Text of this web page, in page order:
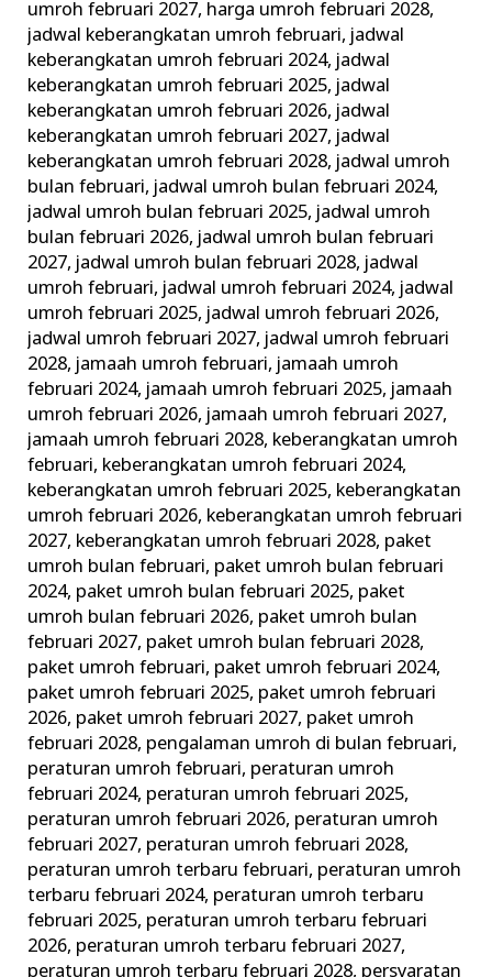
umroh februari 2027, harga umroh februari 2028,
jadwal keberangkatan umroh februari, jadwal
keberangkatan umroh februari 2024, jadwal
keberangkatan umroh februari 2025, jadwal
keberangkatan umroh februari 2026, jadwal
keberangkatan umroh februari 2027, jadwal
keberangkatan umroh februari 2028, jadwal umroh
bulan februari, jadwal umroh bulan februari 2024,
jadwal umroh bulan februari 2025, jadwal umroh
bulan februari 2026, jadwal umroh bulan februari
2027, jadwal umroh bulan februari 2028, jadwal
umroh februari, jadwal umroh februari 2024, jadwal
umroh februari 2025, jadwal umroh februari 2026,
jadwal umroh februari 2027, jadwal umroh februari
2028, jamaah umroh februari, jamaah umroh
februari 2024, jamaah umroh februari 2025, jamaah
umroh februari 2026, jamaah umroh februari 2027,
jamaah umroh februari 2028, keberangkatan umroh
februari, keberangkatan umroh februari 2024,
keberangkatan umroh februari 2025, keberangkatan
umroh februari 2026, keberangkatan umroh februari
2027, keberangkatan umroh februari 2028, paket
umroh bulan februari, paket umroh bulan februari
2024, paket umroh bulan februari 2025, paket
umroh bulan februari 2026, paket umroh bulan
februari 2027, paket umroh bulan februari 2028,
paket umroh februari, paket umroh februari 2024,
paket umroh februari 2025, paket umroh februari
2026, paket umroh februari 2027, paket umroh
februari 2028, pengalaman umroh di bulan februari,
peraturan umroh februari, peraturan umroh
februari 2024, peraturan umroh februari 2025,
peraturan umroh februari 2026, peraturan umroh
februari 2027, peraturan umroh februari 2028,
peraturan umroh terbaru februari, peraturan umroh
terbaru februari 2024, peraturan umroh terbaru
februari 2025, peraturan umroh terbaru februari
2026, peraturan umroh terbaru februari 2027,